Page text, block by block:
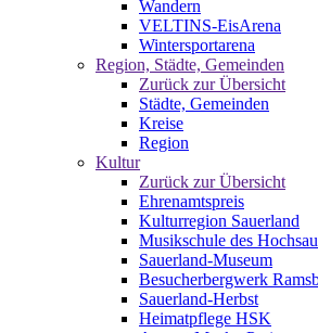
Wandern
VELTINS-EisArena
Wintersportarena
Region, Städte, Gemeinden
Zurück zur Übersicht
Städte, Gemeinden
Kreise
Region
Kultur
Zurück zur Übersicht
Ehrenamtspreis
Kulturregion Sauerland
Musikschule des
Sauerland-Museum
Besucherbergwerk
Sauerland-Herbst
Heimatpflege HSK